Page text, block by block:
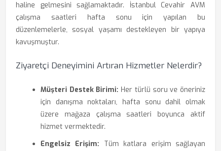
haline gelmesini sağlamaktadır. İstanbul Cevahir AVM
çalışma saatleri hafta sonu için yapılan bu
düzenlemelerle, sosyal yaşamı destekleyen bir yapıya
kavuşmuştur.
Ziyaretçi Deneyimini Artıran Hizmetler Nelerdir?
Müşteri Destek Birimi: Her türlü soru ve öneriniz
için danışma noktaları, hafta sonu dahil olmak
üzere mağaza çalışma saatleri boyunca aktif
hizmet vermektedir.
Engelsiz Erişim: Tüm katlara erişim sağlayan